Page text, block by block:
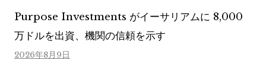
Purpose Investments がイーサリアムに 8,000
万ドルを出資、機関の信頼を示す
2026年8月9日